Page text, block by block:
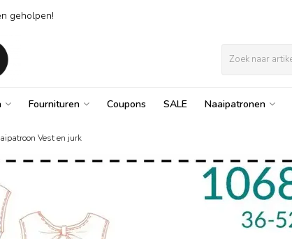
geholpen!
Fournituren Coupons SALE Naaipatronen
Vest en jurk